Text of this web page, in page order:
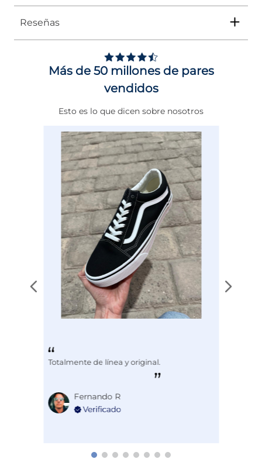
Tipo
Género Mujer
DE 0 A 4 cms
NORMAL
NEGRO
Reseñas
Más de 50 millones de pares
vendidos
Esto es lo que dicen sobre nosotros
Totalmente de línea y original.
Fernando R